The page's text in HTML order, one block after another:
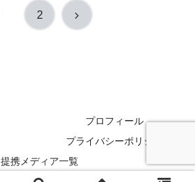
2 次
プロフィール
プライバシーポリシー
提携メディア一覧